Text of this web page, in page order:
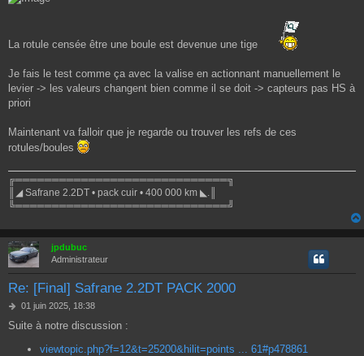
La rotule censée être une boule est devenue une tige
Je fais le test comme ça avec la valise en actionnant manuellement le
levier -> les valeurs changent bien comme il se doit -> capteurs pas HS à
priori
Maintenant va falloir que je regarde ou trouver les refs de ces
rotules/boules
╔═════════════════════════════╗
║◢ Safrane 2.2DT • pack cuir • 400 000 km ◣.║
╚═════════════════════════════╝
jpdubuc
Administrateur
Re: [Final] Safrane 2.2DT PACK 2000
M
s
01 juin 2025, 18:38
Suite à notre discussion :
viewtopic.php?f=12&t=25200&hilit=points ... 61#p478861